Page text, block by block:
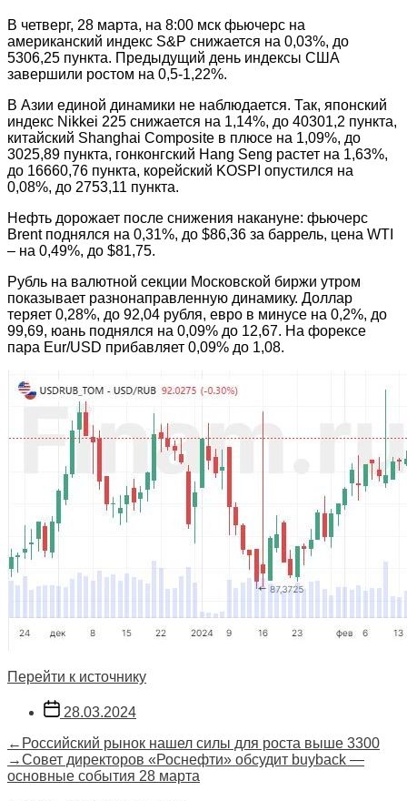
В четверг, 28 марта, на 8:00 мск фьючерс на
американский индекс S&P снижается на 0,03%, до
5306,25 пункта. Предыдущий день индексы США
завершили ростом на 0,5-1,22%.
В Азии единой динамики не наблюдается. Так, японский
индекс Nikkei 225 снижается на 1,14%, до 40301,2 пункта,
китайский Shanghai Composite в плюсе на 1,09%, до
3025,89 пункта, гонконгский Hang Seng растет на 1,63%,
до 16660,76 пункта, корейский KOSPI опустился на
0,08%, до 2753,11 пункта.
Нефть дорожает после снижения накануне: фьючерс
Brent поднялся на 0,31%, до $86,36 за баррель, цена WTI
– на 0,49%, до $81,75.
Рубль на валютной секции Московской биржи утром
показывает разнонаправленную динамику. Доллар
теряет 0,28%, до 92,04 рубля, евро в минусе на 0,2%, до
99,69, юань поднялся на 0,09% до 12,67. На форексе
пара Eur/USD прибавляет 0,09% до 1,08.
Перейти к источнику
Дата
записи
28.03.2024
Навигация
по
← Предыдущая
запись:
Российский рынок нашел силы для роста выше 3300
→Следующая
запись:
Совет директоров «Роснефти» обсудит buyback —
основные события 28 марта